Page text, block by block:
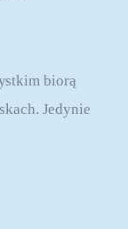
biorą
Jedynie